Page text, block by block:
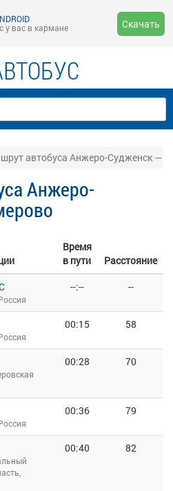
у вас в кармане
Скачать
автобуса Анжеро-Судженск —
Анжеро-
Время
в пути
Расстояние
--:-- --
00:15 58
00:28 70
00:36 79
00:40 82